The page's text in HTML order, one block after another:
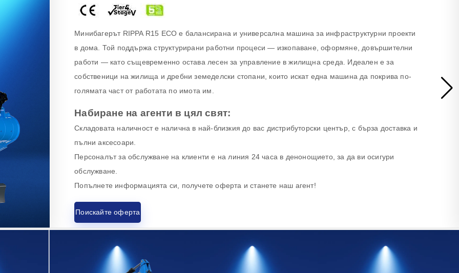
Минибагерът RIPPA R15 ECO е балансирана и универсална машина за инфраструктурни проекти
в дома. Той поддържа структурирани работни процеси — изкопаване, оформяне, довършителни
работи — като същевременно остава лесен за управление в жилищна среда. Идеален е за
собственици на жилища и дребни земеделски стопани, които искат една машина да покрива по-
голямата част от работата по имота им.
Набиране на агенти в цял свят:
Складовата наличност е налична в най-близкия до вас дистрибуторски център, с бърза доставка и
пълни аксесоари.
Персоналът за обслужване на клиенти е на линия 24 часа в денонощието, за да ви осигури
обслужване.
Попълнете информацията си, получете оферта и станете наш агент!
Поискайте оферта